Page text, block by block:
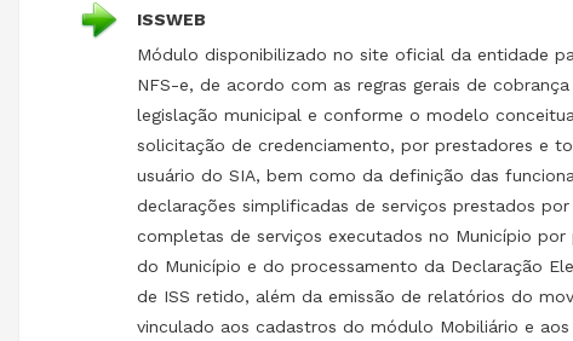
ISSWEB
Módulo disponibilizado no site oficial da entidade
NFS-e, de acordo com as regras gerais de
legislação municipal e conforme o modelo
solicitação de credenciamento, por prestadores e
usuário do SIA, bem como da definição das
declarações simplificadas de serviços prestados
completas de serviços executados no Município
do Município e do processamento da Declaração
de ISS retido, além da emissão de relatórios do
vinculado aos cadastros do módulo Mobiliário e